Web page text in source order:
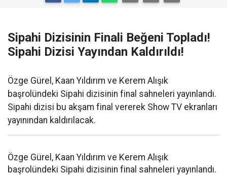
Sipahi Dizisinin Finali Beğeni Topladı!
Sipahi Dizisi Yayından Kaldırıldı!
Özge Gürel, Kaan Yıldırım ve Kerem Alışık
başrolündeki Sipahi dizisinin final sahneleri yayınlandı.
Sipahi dizisi bu akşam final vererek Show TV ekranları
yayınından kaldırılacak.
Özge Gürel, Kaan Yıldırım ve Kerem Alışık
başrolündeki Sipahi dizisinin final sahneleri yayınlandı.